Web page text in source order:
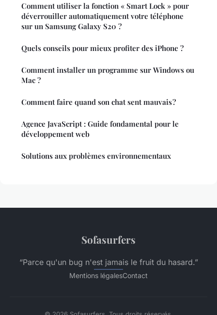
Comment utiliser la fonction « Smart Lock » pour
déverrouiller automatiquement votre téléphone
sur un Samsung Galaxy S20 ?
Quels conseils pour mieux profiter des iPhone ?
Comment installer un programme sur Windows ou
Mac ?
Comment faire quand son chat sent mauvais ?
Agence JavaScript : Guide fondamental pour le
développement web
Solutions aux problèmes environnementaux
Sofasurfers
“Parce qu'un bug n'est jamais le fruit du hasard.”
Mentions légalesContact